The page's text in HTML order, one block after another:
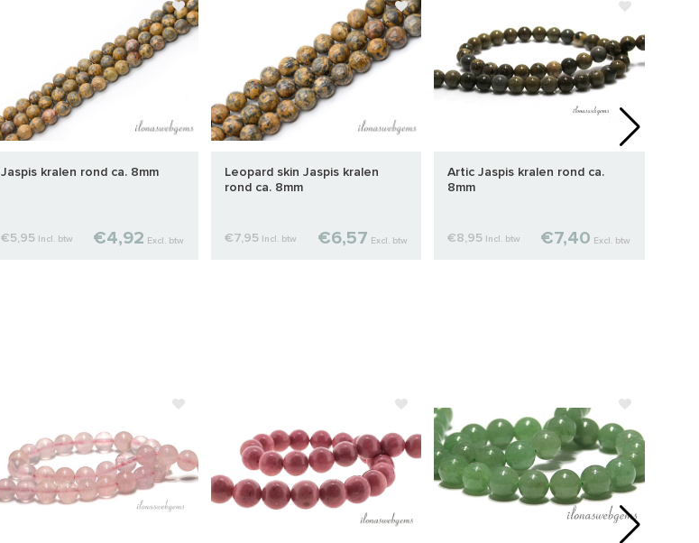
Jaspis kralen rond ca. 8mm
€5,95 Incl. btw €4,92 Excl. btw
Leopard skin Jaspis kralen
rond ca. 8mm
€7,95 Incl. btw €6,57 Excl. btw
Artic Jaspis kralen rond ca.
8mm
€8,95 Incl. btw €7,40 Excl. btw